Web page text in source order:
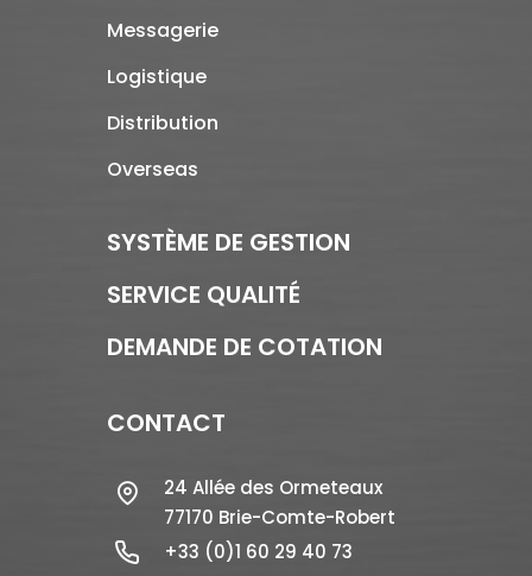
Messagerie
Logistique
Distribution
Overseas
SYSTÈME DE GESTION
SERVICE QUALITÉ
DEMANDE DE COTATION
CONTACT
24 Allée des Ormeteaux
77170 Brie-Comte-Robert
+33 (0)1 60 29 40 73